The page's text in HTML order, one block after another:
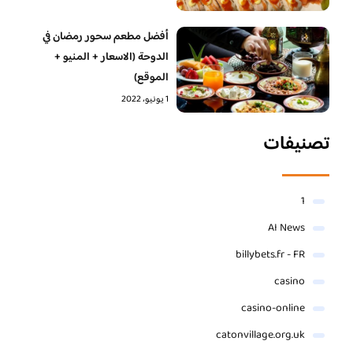
أفضل مطعم سحور رمضان في
الدوحة (الاسعار + المنيو +
الموقع)
1 يونيو، 2022
تصنيفات
1
AI News
billybets.fr - FR
casino
casino-online
catonvillage.org.uk